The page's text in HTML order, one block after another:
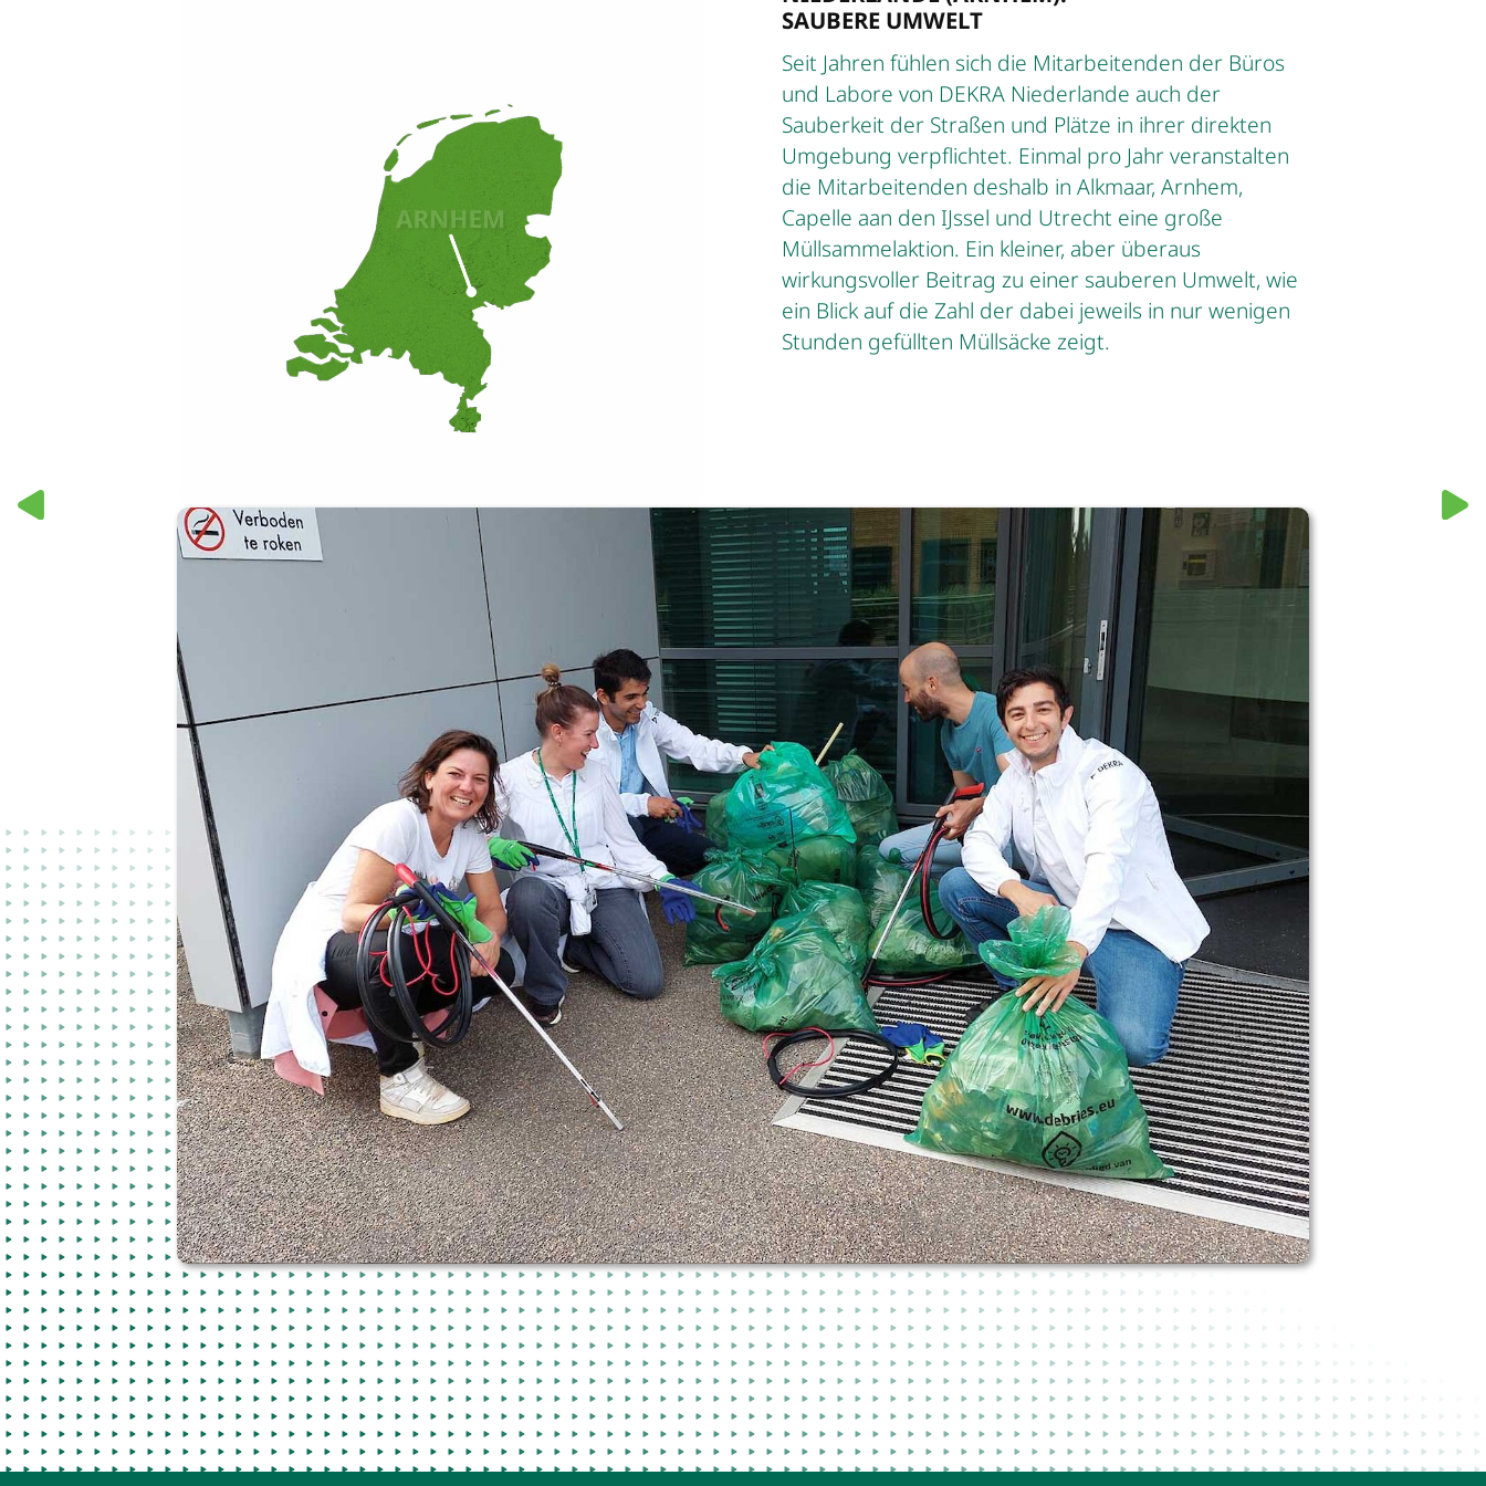
SAUBERE UMWELT
Seit Jahren fühlen sich die Mitarbeitenden der Büros
und Labore von DEKRA Niederlande auch der
Sauberkeit der Straßen und Plätze in ihrer direkten
Umgebung verpflichtet. Einmal pro Jahr veranstalten
die Mitarbeitenden deshalb in Alkmaar, Arnhem,
Capelle aan den IJssel und Utrecht eine große
Müllsammelaktion. Ein kleiner, aber überaus
wirkungsvoller Beitrag zu einer sauberen Umwelt, wie
ein Blick auf die Zahl der dabei jeweils in nur wenigen
Stunden gefüllten Müllsäcke zeigt.